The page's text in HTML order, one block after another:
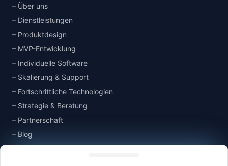
Über uns
Dienstleistungen
Produktdesign
MVP-Entwicklung
Individuelle Software
Skalierung & Support
Fortschrittliche Technologien
Strategie & Beratung
Partnerschaft
Blog
Managing consent